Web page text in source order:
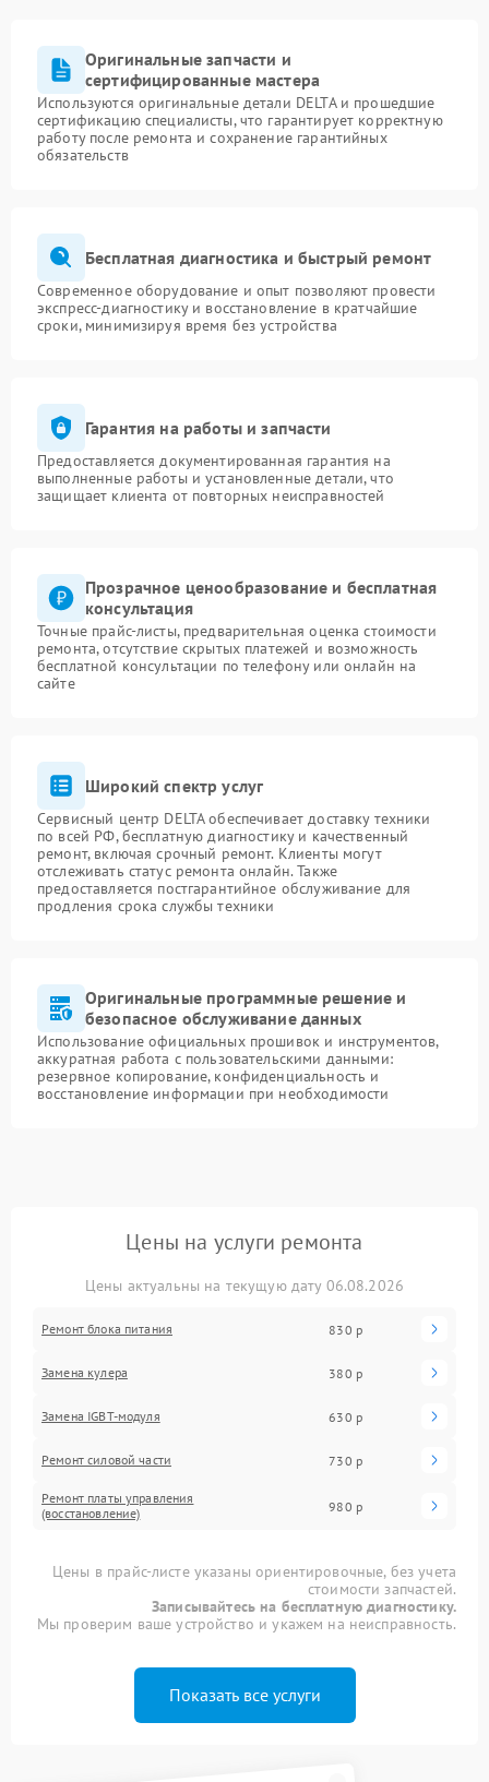
Оригинальные запчасти и
сертифицированные мастера
Используются оригинальные детали DELTA и прошедшие
сертификацию специалисты, что гарантирует корректную
работу после ремонта и сохранение гарантийных
обязательств
Бесплатная диагностика и быстрый ремонт
Современное оборудование и опыт позволяют провести
экспресс-диагностику и восстановление в кратчайшие
сроки, минимизируя время без устройства
Гарантия на работы и запчасти
Предоставляется документированная гарантия на
выполненные работы и установленные детали, что
защищает клиента от повторных неисправностей
Прозрачное ценообразование и бесплатная
консультация
Точные прайс-листы, предварительная оценка стоимости
ремонта, отсутствие скрытых платежей и возможность
бесплатной консультации по телефону или онлайн на
сайте
Широкий спектр услуг
Сервисный центр DELTA обеспечивает доставку техники
по всей РФ, бесплатную диагностику и качественный
ремонт, включая срочный ремонт. Клиенты могут
отслеживать статус ремонта онлайн. Также
предоставляется постгарантийное обслуживание для
продления срока службы техники
Оригинальные программные решение и
безопасное обслуживание данных
Использование официальных прошивок и инструментов,
аккуратная работа с пользовательскими данными:
резервное копирование, конфиденциальность и
восстановление информации при необходимости
Цены на услуги ремонта
Цены актуальны на текущую дату 06.08.2026
Ремонт блока питания 830 р
Замена кулера 380 р
Замена IGBT-модуля 630 р
Ремонт силовой части 730 р
Ремонт платы управления
(восстановление)
980 р
Цены в прайс-листе указаны ориентировочные, без учета
стоимости запчастей.
Записывайтесь на бесплатную диагностику.
Мы проверим ваше устройство и укажем на неисправность.
Показать все услуги